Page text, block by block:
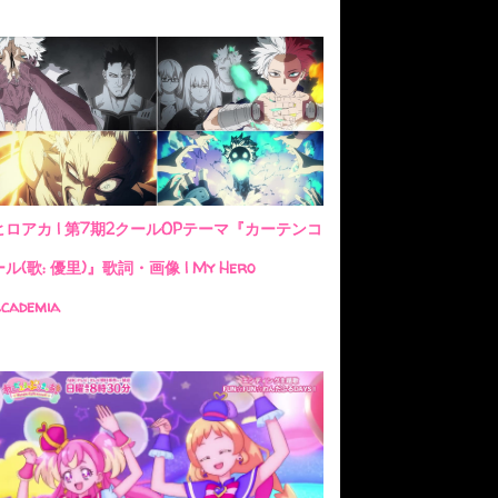
ロアカ | 第7期2クールOPテーマ『カーテンコ
ル(歌: 優里)』歌詞・画像 | My Hero